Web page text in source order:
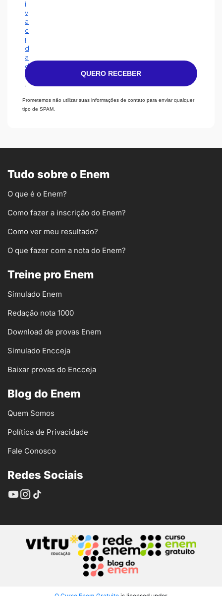
i
v
a
c
i
d
a
d
e
QUERO RECEBER
Prometemos não utilizar suas informações de contato para enviar qualquer
tipo de SPAM.
Tudo sobre o Enem
O que é o Enem?
Como fazer a inscrição do Enem?
Como ver meu resultado?
O que fazer com a nota do Enem?
Treine pro Enem
Simulado Enem
Redação nota 1000
Download de provas Enem
Simulado Encceja
Baixar provas do Encceja
Blog do Enem
Quem Somos
Política de Privacidade
Fale Conosco
Redes Sociais